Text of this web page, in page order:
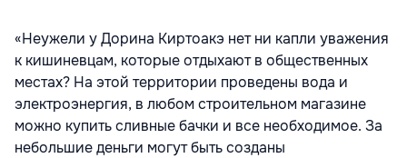
«Неужели у Дорина Киртоакэ нет ни капли уважения
к кишиневцам, которые отдыхают в общественных
местах? На этой территории проведены вода и
электроэнергия, в любом строительном магазине
можно купить сливные бачки и все необходимое. За
небольшие деньги могут быть созданы